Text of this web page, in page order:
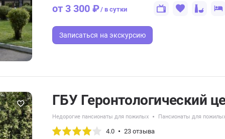
от 3 300 ₽/ в сутки
Записаться на экскурсию
ГБУ Геронтологический
Недорогие пансионаты для пожилых Пансионаты для
4.0 23 отзыва